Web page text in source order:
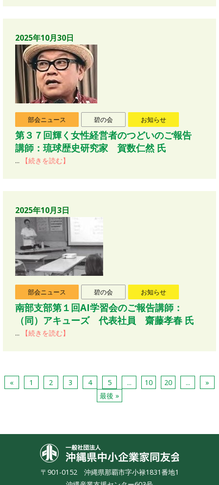
2025年10月30日
部会ニュース 碧の会 お知らせ
第３７回輝く女性経営者のつどいのご報告
講師：琉球歴史研究家 賀数仁然 氏
... 【続きを読む】
2025年10月3日
部会ニュース 碧の会 お知らせ
南部支部第１回AI学習会のご報告講師：
（同）アキューズ 代表社員 齋藤孝春 氏
... 【続きを読む】
« 1 2 3 4 5 ... 10 20 ...
»
最後 »
〒901-0152 沖縄県那覇市字小禄1831番地1